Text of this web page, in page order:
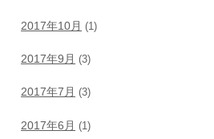
2017年10月 (1)
2017年9月 (3)
2017年7月 (3)
2017年6月 (1)